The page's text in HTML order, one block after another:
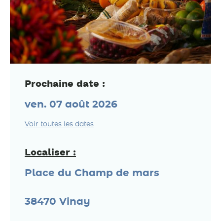
Prochaine date :
ven. 07 août 2026
Voir toutes les dates
Localiser :
Place du Champ de mars
38470 Vinay